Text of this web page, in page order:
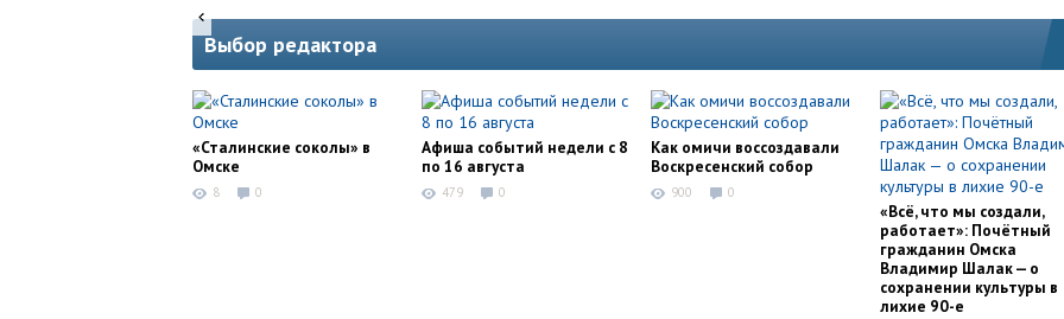
Выбор редактора
«Сталинские соколы» в
Омске
8 0
Афиша событий недели с 8
по 16 августа
479 0
Как омичи воссоздавали
Воскресенский собор
900 0
«Всё, что мы создали,
работает»: Почётный
гражданин Омска
Владимир Шалак — о
сохранении культуры в
лихие 90-е